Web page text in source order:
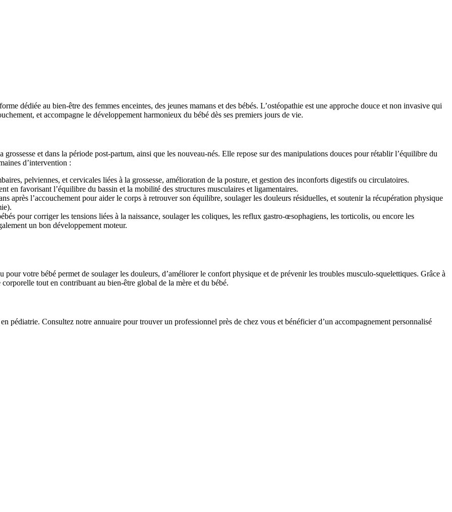
dédiée au bien-être des femmes enceintes, des jeunes mamans et des bébés. L’ostéopathie est une approche douce et non invasive qui
et accompagne le développement harmonieux du bébé dès ses premiers jours de vie.
et dans la période post-partum, ainsi que les nouveau-nés. Elle repose sur des manipulations douces pour rétablir l’équilibre du
d’intervention :
pelviennes, et cervicales liées à la grossesse, amélioration de la posture, et gestion des inconforts digestifs ou circulatoires.
en favorisant l’équilibre du bassin et la mobilité des structures musculaires et ligamentaires.
après l’accouchement pour aider le corps à retrouver son équilibre, soulager les douleurs résiduelles, et soutenir la récupération physique
pour corriger les tensions liées à la naissance, soulager les coliques, les reflux gastro-œsophagiens, les torticolis, ou encore les
un bon développement moteur.
pour votre bébé permet de soulager les douleurs, d’améliorer le confort physique et de prévenir les troubles musculo-squelettiques. Grâce à
tout en contribuant au bien-être global de la mère et du bébé.
pédiatrie. Consultez notre annuaire pour trouver un professionnel près de chez vous et bénéficier d’un accompagnement personnalisé